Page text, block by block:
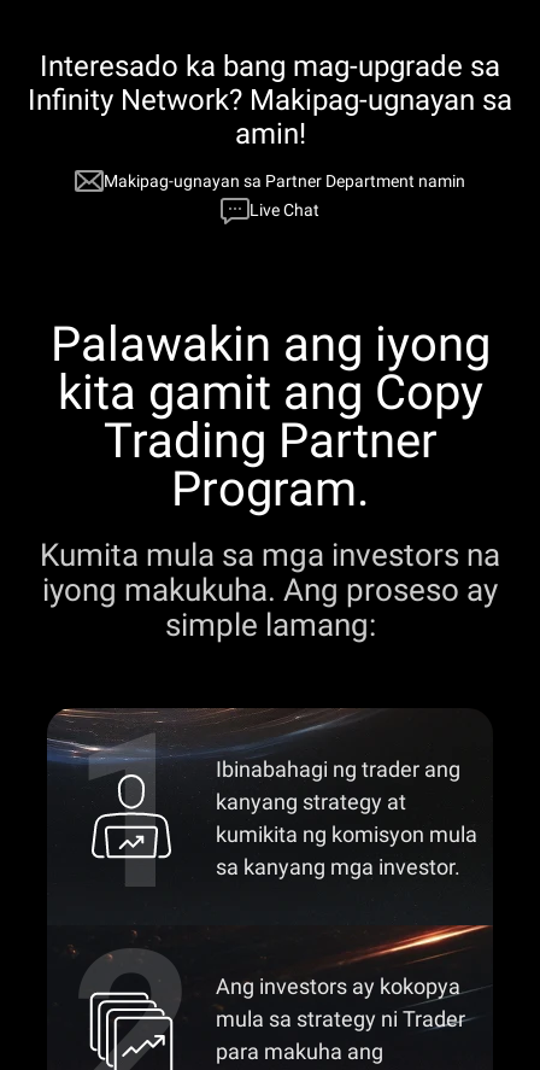
Interesado ka bang mag-upgrade sa
Infinity Network? Makipag-ugnayan sa
amin!
Makipag-ugnayan sa Partner Department namin
Live Chat
Palawakin ang iyong
kita gamit ang Copy
Trading Partner
Program.
Kumita mula sa mga investors na
iyong makukuha. Ang proseso ay
simple lamang:
Ibinabahagi ng trader ang
kanyang strategy at
kumikita ng komisyon mula
sa kanyang mga investor.
Ang investors ay kokopya
mula sa strategy ni Trader
para makuha ang